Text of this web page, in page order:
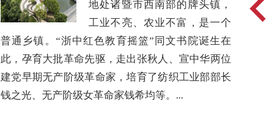
地处诸暨市西南部的牌头镇，
工业不亮、农业不富，是一个
普通乡镇。“浙中红色教育摇篮”同文书院诞生在
此，孕育大批革命先驱，走出张秋人、宣中华两位
建党早期无产阶级革命家，培育了纺织工业部部长
钱之光、无产阶级女革命家钱希均等。...
2026年第9